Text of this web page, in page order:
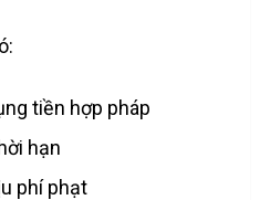
tiền hợp pháp
hạn
phí phạt